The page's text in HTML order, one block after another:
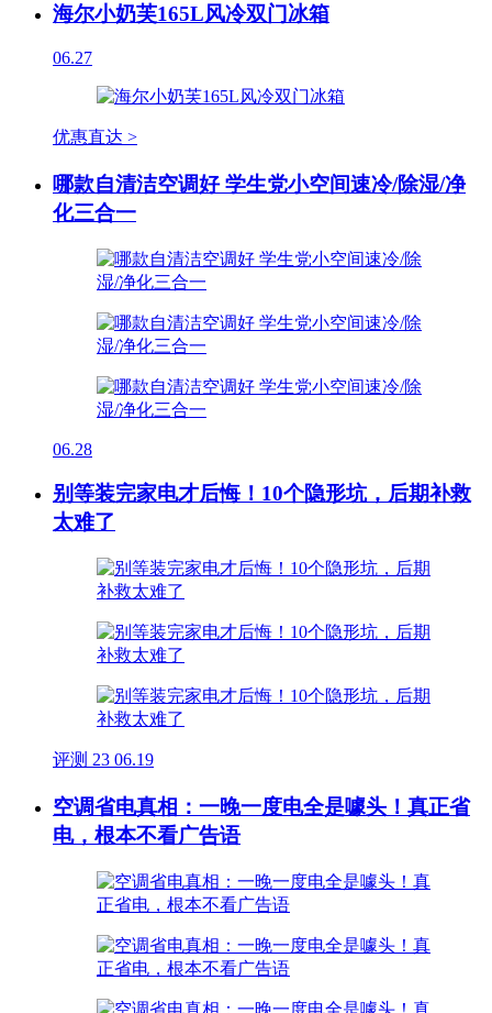
海尔小奶芙165L风冷双门冰箱
06.27
优惠直达 >
哪款自清洁空调好 学生党小空间速冷/除湿/净
化三合一
06.28
别等装完家电才后悔！10个隐形坑，后期补救
太难了
评测 23 06.19
空调省电真相：一晚一度电全是噱头！真正省
电，根本不看广告语